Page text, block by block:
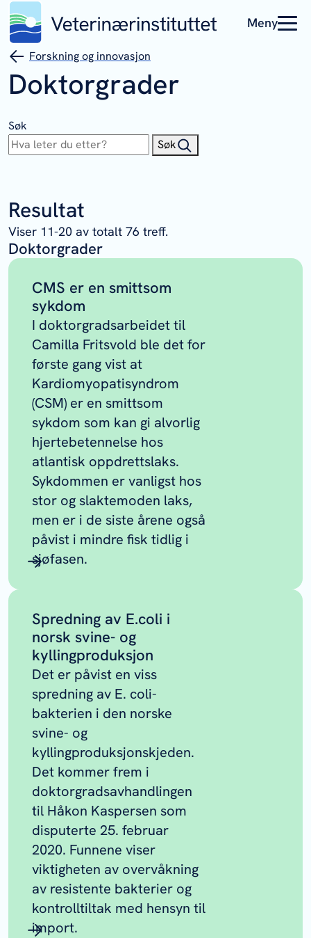
Meny
Forskning og innovasjon
Doktorgrader
Søk
Søk
Resultat
Viser 11-20 av totalt 76 treff.
Doktorgrader
CMS er en smittsom
sykdom
I doktorgradsarbeidet til
Camilla Fritsvold ble det for
første gang vist at
Kardiomyopatisyndrom
(CSM) er en smittsom
sykdom som kan gi alvorlig
hjertebetennelse hos
atlantisk oppdrettslaks.
Sykdommen er vanligst hos
stor og slaktemoden laks,
men er i de siste årene også
påvist i mindre fisk tidlig i
sjøfasen.
Spredning av E.coli i
norsk svine- og
kyllingproduksjon
Det er påvist en viss
spredning av E. coli-
bakterien i den norske
svine- og
kyllingproduksjonskjeden.
Det kommer frem i
doktorgradsavhandlingen
til Håkon Kaspersen som
disputerte 25. februar
2020. Funnene viser
viktigheten av overvåkning
av resistente bakterier og
kontrolltiltak med hensyn til
import.